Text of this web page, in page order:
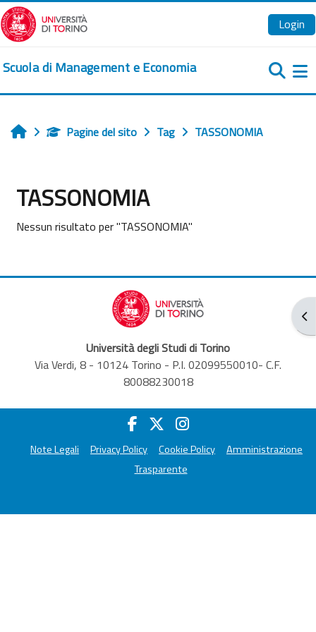
Vai al contenuto principale
Login
Scuola di Management e Economia
HomePagine del sito Tag TASSONOMIA
TASSONOMIA
Nessun risultato per "TASSONOMIA"
Università degli Studi di Torino
Via Verdi, 8 - 10124 Torino - P.I. 02099550010- C.F.
80088230018
Note Legali Privacy Policy Cookie Policy
Amministrazione
Trasparente